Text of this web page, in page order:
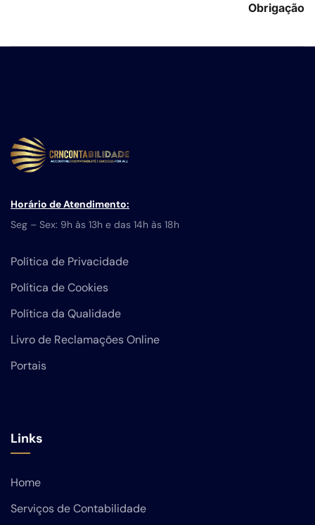
Obrigação
Horário de Atendimento:
Seg – Sex: 9h às 13h e das 14h às 18h
Política de Privacidade
Política de Cookies
Política da Qualidade
Livro de Reclamações Online
Portais
Links
Home
Serviços de Contabilidade